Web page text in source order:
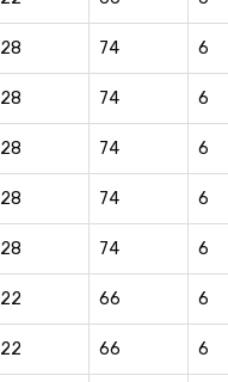
28 74 6
28 74 6
28 74 6
28 74 6
28 74 6
22 66 6
22 66 6